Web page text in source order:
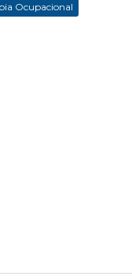
Ocupacional